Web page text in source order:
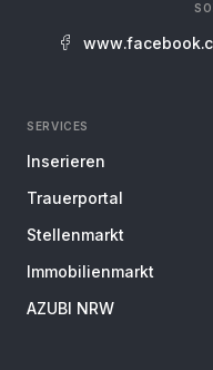
SERVICES
Inserieren
Trauerportal
Stellenmarkt
Immobilienmarkt
AZUBI NRW